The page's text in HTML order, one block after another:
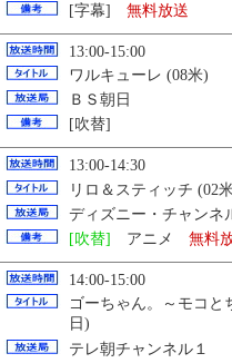
[字幕] 無料放送
13:00-15:00
ワルキューレ (08米)
ＢＳ朝日
[吹替]
13:00-14:30
リロ＆スティッチ (02
ディズニー・チャンネ
[吹替]
アニメ 無料
14:00-15:00
ゴーちゃん。～モコと
日)
テレ朝チャンネル１